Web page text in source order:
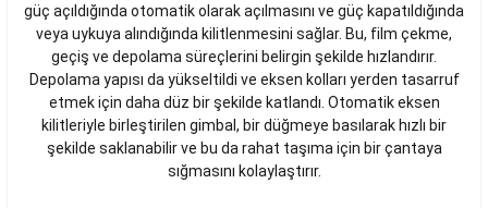
güç açıldığında otomatik olarak açılmasını ve güç kapatıldığında
veya uykuya alındığında kilitlenmesini sağlar. Bu, film çekme,
geçiş ve depolama süreçlerini belirgin şekilde hızlandırır.
Depolama yapısı da yükseltildi ve eksen kolları yerden tasarruf
etmek için daha düz bir şekilde katlandı. Otomatik eksen
kilitleriyle birleştirilen gimbal, bir düğmeye basılarak hızlı bir
şekilde saklanabilir ve bu da rahat taşıma için bir çantaya
sığmasını kolaylaştırır.